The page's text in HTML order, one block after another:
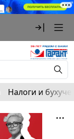
Налоги и